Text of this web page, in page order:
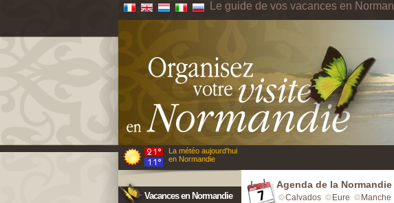
Le guide de vos vacances en
La météo aujourd'hui
en Normandie
Vacances en Normandie
Agenda de la Normandie
Calvados Eure Manche